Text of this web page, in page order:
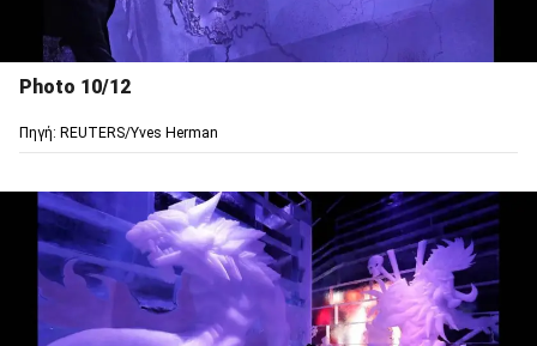
Photo 10/12
Πηγή: REUTERS/Yves Herman